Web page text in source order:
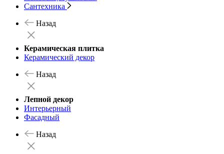
Сантехника
Назад
Керамическая плитка
Керамический декор
Назад
Лепной декор
Интерьерный
Фасадный
Назад